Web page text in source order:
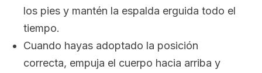
los pies y mantén la espalda erguida todo el
tiempo.
Cuando hayas adoptado la posición
correcta, empuja el cuerpo hacia arriba y